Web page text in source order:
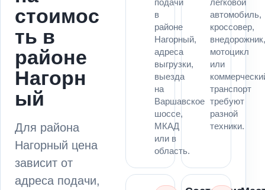
стоимос
ть в
районе
Нагорн
ый
Для района
Нагорный цена
зависит от
адреса подачи,
подачи
в
районе
Нагорный,
адреса
выгрузки,
выезда
на
Варшавское
шоссе,
МКАД
или в
область.
легковой
автомобиль,
кроссовер,
мотоцикл
или
транспорт
требуют
разной
техники.